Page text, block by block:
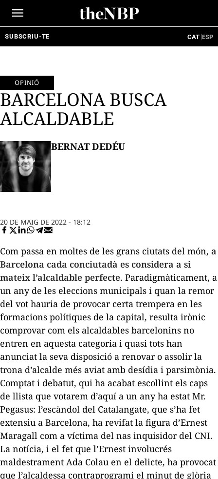
SUBSCRIU-TE CAT ESP
OPINIÓ
BARCELONA BUSCA
ALCALDABLE
BERNAT DEDÉU
20 DE MAIG DE 2022 - 18:12
Com passa en moltes de les grans ciutats del món, a
Barcelona cada conciutadà es considera a si
mateix l’alcaldable perfecte. Paradigmàticament, a
un any de les eleccions municipals i quan la remor
del vot hauria de provocar certa trempera en les
formacions polítiques de la capital, resulta irònic
comprovar com els alcaldables barcelonins no
entren en aquesta categoria i quasi tots han
anunciat la seva disposició a renovar o assolir la
trona d’alcalde més aviat amb desídia i parsimònia.
Comptat i debatut, qui ha acabat escollint els caps
de llista que votarem d’aquí a un any ha estat Mr.
Pegasus: l’escàndol del Catalangate, que s’ha fet
extensiu a Barcelona, ha revifat la figura d’Ernest
Maragall com a víctima del nas inquisidor del CNI.
La notícia, i el fet que l’Ernest involucrés
maldestrament Ada Colau en el delicte, ha provocat
que l’alcaldessa contraprogrami el minut de glòria